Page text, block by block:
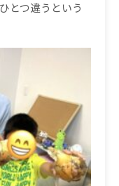
とつ違うという